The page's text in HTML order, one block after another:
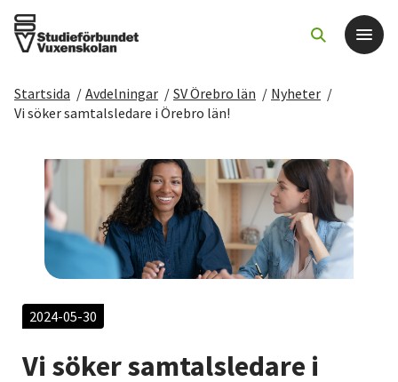
Det här gör vi
För dig som
Sök kurser och evenemang
Om SV
Starta studiecirkel
Cirkelledare
Startsida / Avdelningar / SV Örebro län / Nyheter /
Vi söker samtalsledare i Örebro län!
2024-05-30
Vi söker samtalsledare i